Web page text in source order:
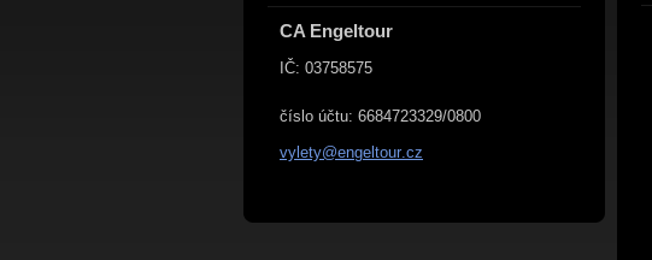
CA Engeltour
IČ: 03758575
číslo účtu: 6684723329/0800
vylety@engeltour.cz